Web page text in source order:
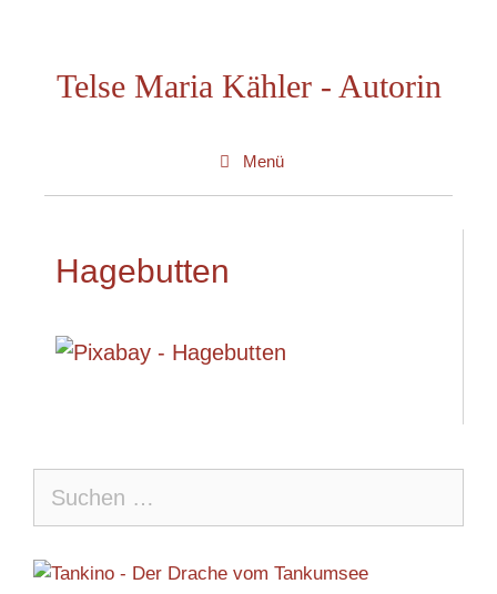
springenTelse Maria Kähler - Autorin
Menü
Hagebutten
nach: